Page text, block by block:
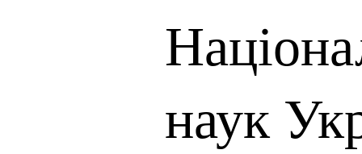
наук